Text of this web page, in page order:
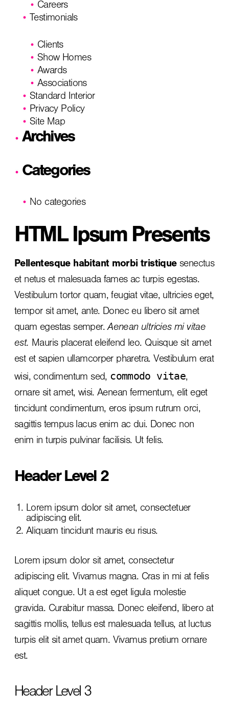
Careers
Testimonials
Clients
Show Homes
Awards
Associations
Standard Interior
Privacy Policy
Site Map
Archives
Categories
No categories
HTML Ipsum Presents
Pellentesque habitant morbi tristiquesenectus
et netus et malesuada fames ac turpis egestas.
Vestibulum tortor quam, feugiat vitae, ultricies eget,
tempor sit amet, ante. Donec eu libero sit amet
quam egestas semper.Aenean ultricies mi vitae
est. Mauris placerat eleifend leo. Quisque sit amet
est et sapien ullamcorper pharetra. Vestibulum erat
wisi, condimentum sed, commodo vitae,
ornare sit amet, wisi. Aenean fermentum, elit eget
tincidunt condimentum, eros ipsum rutrum orci,
sagittis tempus lacus enim ac dui. Donec non
enim in turpis pulvinar facilisis. Ut felis.
Header Level 2
Lorem ipsum dolor sit amet, consectetuer
adipiscing elit.
Aliquam tincidunt mauris eu risus.
Lorem ipsum dolor sit amet, consectetur
adipiscing elit. Vivamus magna. Cras in mi at felis
aliquet congue. Ut a est eget ligula molestie
gravida. Curabitur massa. Donec eleifend, libero at
sagittis mollis, tellus est malesuada tellus, at luctus
turpis elit sit amet quam. Vivamus pretium ornare
est.
Header Level 3